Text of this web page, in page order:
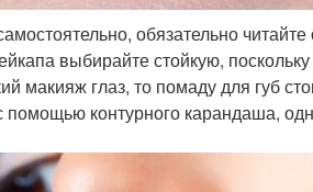
обязательно
выбирайте стойкую,
макияж глаз, то помаду для губ
контурного карандаша,